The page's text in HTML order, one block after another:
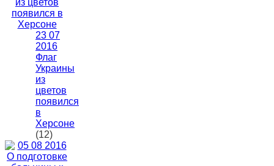
23 07
2016
Флаг
Украины
из
цветов
появился
в
Херсоне
(12)